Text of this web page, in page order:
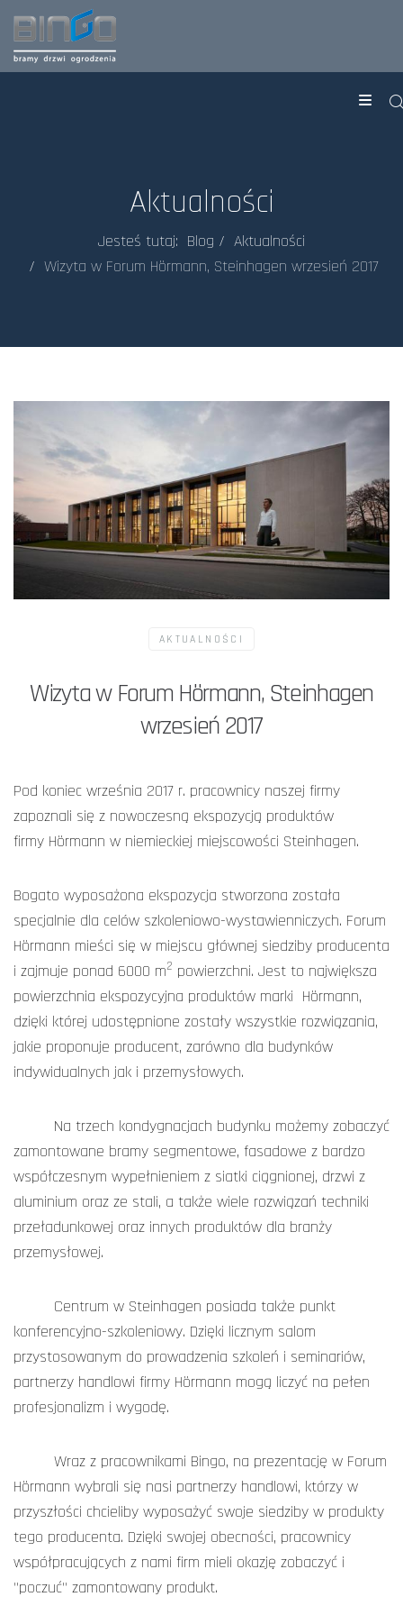
Aktualności
Jesteś tutaj: Blog
Aktualności
Wizyta w Forum Hörmann, Steinhagen wrzesień 2017
AKTUALNOŚCI
Wizyta w Forum Hörmann, Steinhagen
wrzesień 2017
Pod koniec września 2017 r. pracownicy naszej firmy
zapoznali się z nowoczesną ekspozycją produktów
firmy Hörmann w niemieckiej miejscowości Steinhagen.
Bogato wyposażona ekspozycja stworzona została
specjalnie dla celów szkoleniowo-wystawienniczych. Forum
Hörmann mieści się w miejscu głównej siedziby producenta
i zajmuje ponad 6000 m2 powierzchni. Jest to największa
powierzchnia ekspozycyjna produktów marki Hörmann,
dzięki której udostępnione zostały wszystkie rozwiązania,
jakie proponuje producent, zarówno dla budynków
indywidualnych jak i przemysłowych.
Na trzech kondygnacjach budynku możemy zobaczyć
zamontowane bramy segmentowe, fasadowe z bardzo
współczesnym wypełnieniem z siatki ciągnionej, drzwi z
aluminium oraz ze stali, a także wiele rozwiązań techniki
przeładunkowej oraz innych produktów dla branży
przemysłowej.
Centrum w Steinhagen posiada także punkt
konferencyjno-szkoleniowy. Dzięki licznym salom
przystosowanym do prowadzenia szkoleń i seminariów,
partnerzy handlowi firmy Hörmann mogą liczyć na pełen
profesjonalizm i wygodę.
Wraz z pracownikami Bingo, na prezentację w Forum
Hörmann wybrali się nasi partnerzy handlowi, którzy w
przyszłości chcieliby wyposażyć swoje siedziby w produkty
tego producenta. Dzięki swojej obecności, pracownicy
współpracujących z nami firm mieli okazję zobaczyć i
"poczuć" zamontowany produkt.